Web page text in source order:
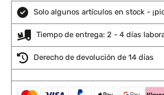
Solo algunos artículos en stock -
Tiempo de entrega: 2 - 4 días
Derecho de devolución de 14 días